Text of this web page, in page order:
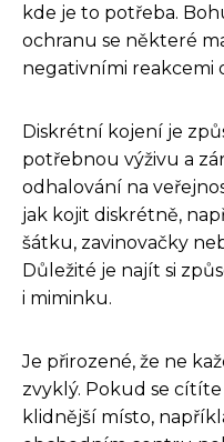
kde je to potřeba.
ochranu se některé
negativními reakcemi
Diskrétní kojení je
potřebnou výživu a
odhalování na
jak kojit diskrétně,
šátku, zavinovačky
Důležité je najít si
i miminku.
Je přirozené, že ne
zvyklý. Pokud se
klidnější místo,